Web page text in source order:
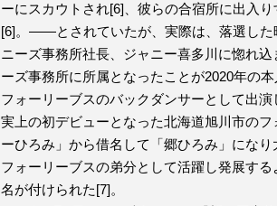
ーにスカウトされ[6]、彼らの合宿所に出入
[6]。――とされていたが、実際は、落選した
ニーズ事務所社長、ジャニー喜多川に惚れ
ーズ事務所に所属となったことが2020年の本
フォーリーブスのバックダンサーとして出
実上の初デビューとなった北海道旭川市の
ーひろみ」から借名して「郷ひろみ」になり
フォーリーブスの弟分として活躍し発展す
名が付けられた[7]。